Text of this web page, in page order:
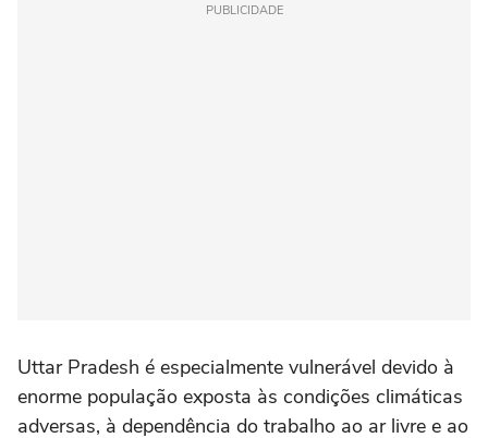
PUBLICIDADE
Uttar Pradesh é especialmente vulnerável devido à
enorme população exposta às condições climáticas
adversas, à dependência do trabalho ao ar livre e ao